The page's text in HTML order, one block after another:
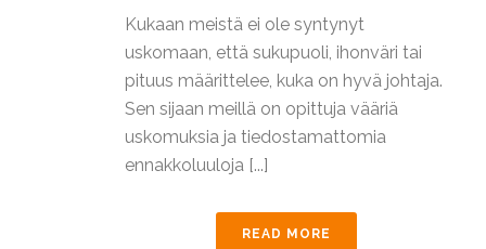
Kukaan meistä ei ole syntynyt
uskomaan, että sukupuoli, ihonväri tai
pituus määrittelee, kuka on hyvä johtaja.
Sen sijaan meillä on opittuja vääriä
uskomuksia ja tiedostamattomia
ennakkoluuloja [...]
READ MORE